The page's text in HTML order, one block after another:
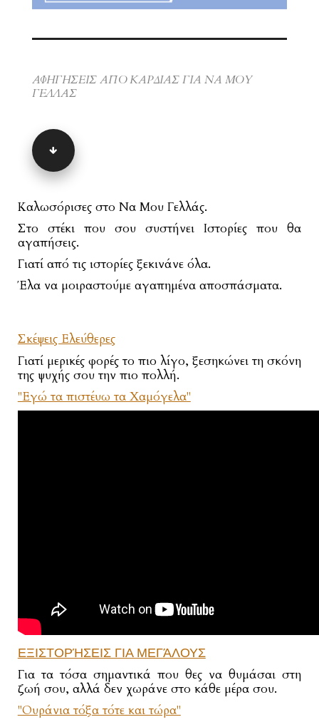
ΑΦΗΓΗΣΕΙΣ ΑΠΟ ΚΑΡΔΙΑΣ ΓΙΑ ΝΑ ΜΟΥ
ΓΕΛΛΑΣ
Καλωσόρισες στο Να Μου Γελλάς.
Στο στέκι που σου συστήνει Ιστορίες που θα
αγαπήσεις.
Γιατί από τις ιστορίες ξεκινάνε όλα.
Έλα να μοιραστούμε αγαπημένα αποσπάσματα.
Σκέψεις Ελεύθερες
Γιατί μερικές φορές το πιο λίγο, ξεσηκώνει τη σκόνη
της ψυχής σου την πιο πολλή.
"Εγώ τα πιστέυω τα Χαμόγελα"
ΕΞΙΣΤΟΡΉΣΕΙΣ ΓΙΑ ΜΕΓΆΛΟΥΣ
Για τα τόσα σημαντικά που θες να θυμάσαι στη
ζωή σου, αλλά δεν χωράνε στο κάθε μέρα σου.
"Ουράνια τόξα τότε και τώρα"